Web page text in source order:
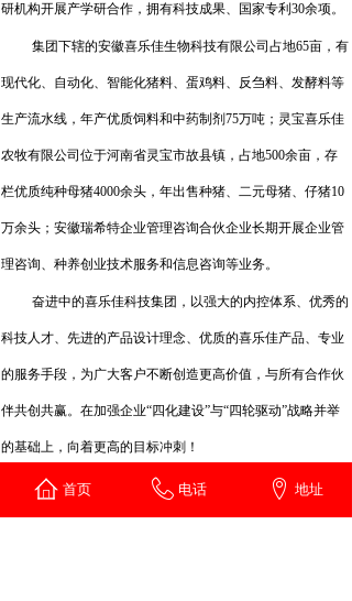
研机构开展产学研合作，拥有科技成果、国家专利 30余项。
集团下辖的安徽喜乐佳生物科技有限公司占地65亩，有
现代化、自动化、智能化猪料、蛋鸡料、反刍料、发酵料等
生产流水线，年产优质饲料和中药制剂 75万吨；灵宝喜乐佳
农牧有限公司位于河南省灵宝市故县镇 ，占地500余亩， 存
栏优质纯种母猪4000余头，年出售种猪、二元母猪、仔猪10
万余头；安徽瑞希特企业管理咨询合伙企业长期开展企业管
理咨询、种养创业技术服务和信息咨询等业务。
奋进中的喜乐佳科技集团，以强大的内控体系、优秀的
科技人才、先进的产品设计理念、优质的喜乐佳产品、专业
的服务手段，为广大客户不断创造更高价值，与所有合作伙
伴共创共赢。在加强企业“四化建设”与“四轮驱动”战略并举
的基础上，向着更高的目标冲刺！
二、招聘流程
首页 电话 地址